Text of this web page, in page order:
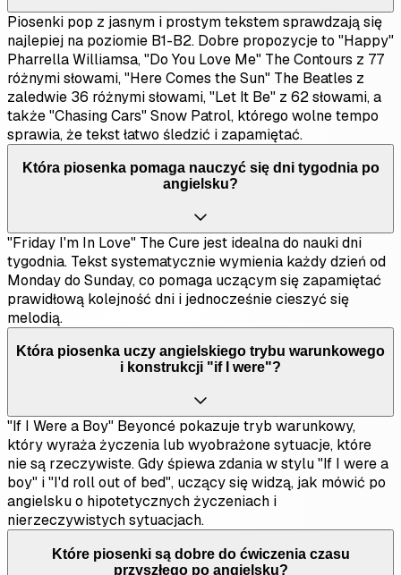
Piosenki pop z jasnym i prostym tekstem sprawdzają się
najlepiej na poziomie B1-B2. Dobre propozycje to "Happy"
Pharrella Williamsa, "Do You Love Me" The Contours z 77
różnymi słowami, "Here Comes the Sun" The Beatles z
zaledwie 36 różnymi słowami, "Let It Be" z 62 słowami, a
także "Chasing Cars" Snow Patrol, którego wolne tempo
sprawia, że tekst łatwo śledzić i zapamiętać.
Która piosenka pomaga nauczyć się dni tygodnia po
angielsku?
"Friday I'm In Love" The Cure jest idealna do nauki dni
tygodnia. Tekst systematycznie wymienia każdy dzień od
Monday do Sunday, co pomaga uczącym się zapamiętać
prawidłową kolejność dni i jednocześnie cieszyć się
melodią.
Która piosenka uczy angielskiego trybu warunkowego
i konstrukcji "if I were"?
"If I Were a Boy" Beyoncé pokazuje tryb warunkowy,
który wyraża życzenia lub wyobrażone sytuacje, które
nie są rzeczywiste. Gdy śpiewa zdania w stylu "If I were a
boy" i "I'd roll out of bed", uczący się widzą, jak mówić po
angielsku o hipotetycznych życzeniach i
nierzeczywistych sytuacjach.
Które piosenki są dobre do ćwiczenia czasu
przyszłego po angielsku?